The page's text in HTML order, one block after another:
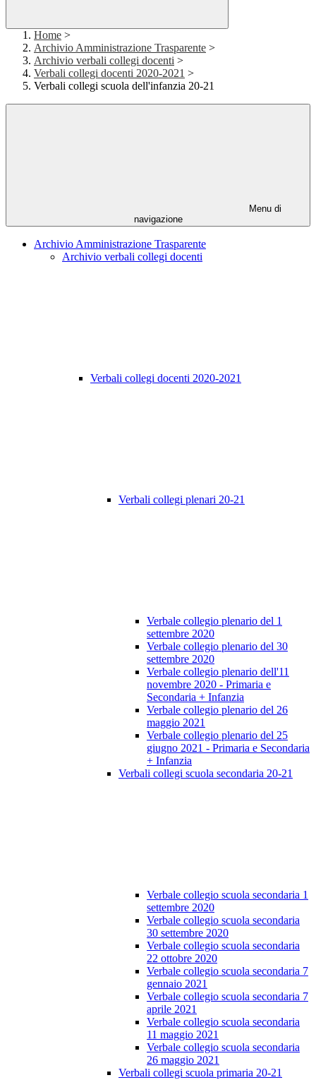
Home >
Archivio Amministrazione Trasparente >
Archivio verbali collegi docenti >
Verbali collegi docenti 2020-2021 >
Verbali collegi scuola dell'infanzia 20-21
Menu di
navigazione
Archivio Amministrazione Trasparente
Archivio verbali collegi docenti
Verbali collegi docenti 2020-2021
Verbali collegi plenari 20-21
Verbale collegio plenario del 1
settembre 2020
Verbale collegio plenario del 30
settembre 2020
Verbale collegio plenario dell'11
novembre 2020 - Primaria e
Secondaria + Infanzia
Verbale collegio plenario del 26
maggio 2021
Verbale collegio plenario del 25
giugno 2021 - Primaria e Secondaria
+ Infanzia
Verbali collegi scuola secondaria 20-21
Verbale collegio scuola secondaria 1
settembre 2020
Verbale collegio scuola secondaria
30 settembre 2020
Verbale collegio scuola secondaria
22 ottobre 2020
Verbale collegio scuola secondaria 7
gennaio 2021
Verbale collegio scuola secondaria 7
aprile 2021
Verbale collegio scuola secondaria
11 maggio 2021
Verbale collegio scuola secondaria
26 maggio 2021
Verbali collegi scuola primaria 20-21